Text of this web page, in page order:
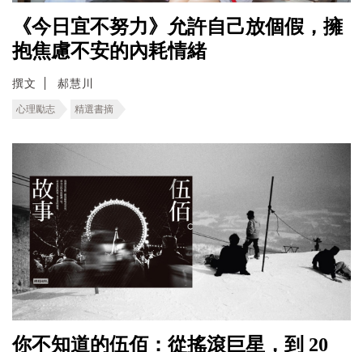
《今日宜不努力》允許自己放個假，擁
抱焦慮不安的內耗情緒
撰文 郝慧川
心理勵志 精選書摘
你不知道的伍佰：從搖滾巨星，到 20